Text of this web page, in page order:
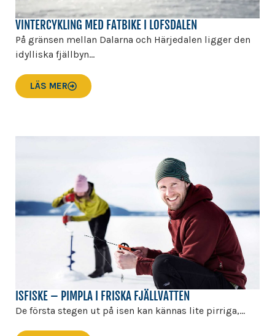
VINTERCYKLING MED FATBIKE I LOFSDALEN
På gränsen mellan Dalarna och Härjedalen ligger den
idylliska fjällbyn...
LÄS MER
ISFISKE – PIMPLA I FRISKA FJÄLLVATTEN
De första stegen ut på isen kan kännas lite pirriga,...